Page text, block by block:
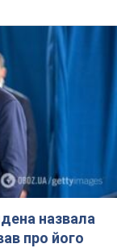
назвала
про його